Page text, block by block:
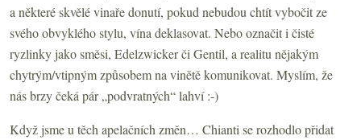
a některé skvělé vinaře donutí, pokud nebudou chtít vybočit ze
svého obvyklého stylu, vína deklasovat. Nebo označit i čisté
ryzlinky jako směsi, Edelzwicker či Gentil, a realitu nějakým
chytrým/vtipným způsobem na vinětě komunikovat. Myslím, že
nás brzy čeká pár „podvratných“ lahví :-)
Když jsme u těch apelačních změn… Chianti se rozhodlo přidat